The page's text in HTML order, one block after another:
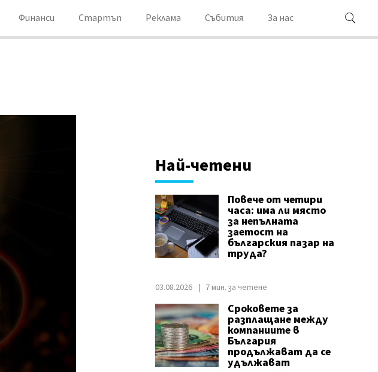
Финанси Стартъп Реклама Събития За нас
Най-четени
Повече от четири
часа: има ли място
за непълната
заетост на
българския пазар на
труда?
03.08.2026 7 мин. за четене
Сроковете за
разплащане между
компаниите в
България
продължават да се
удължават